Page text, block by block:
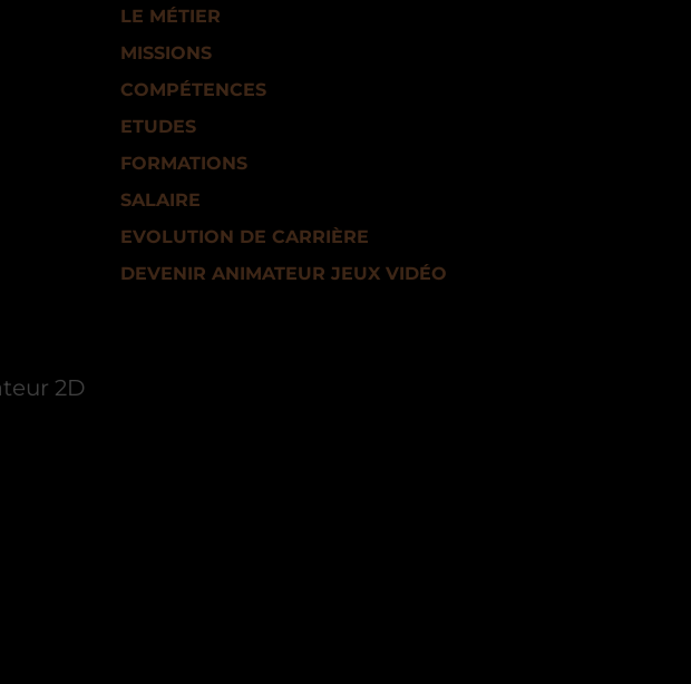
LE MÉTIER
MISSIONS
COMPÉTENCES
ETUDES
FORMATIONS
SALAIRE
EVOLUTION DE CARRIÈRE
DEVENIR ANIMATEUR JEUX VIDÉO
2D